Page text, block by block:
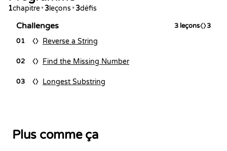
1chapitre•3leçons •3défis
Challenges 3 leçons
3
01
Reverse a String
02 Find the Missing Number
03 Longest Substring
Plus comme ça